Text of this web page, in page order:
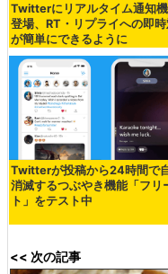
Twitterにリアルタイム通知
登場、RT・リプライへの即
が簡単にできるように
Twitterが投稿から24時間で
消滅するつぶやき機能「フリ
ト」をテスト中
<< 次の記事